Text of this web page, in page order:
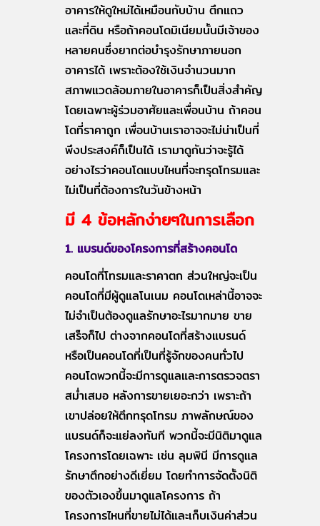
อาคารให้ดูใหม่ได้เหมือนกับบ้าน ตึกแถว
และที่ดิน หรือถ้าคอนโดมิเนียมนั้นมีเจ้าของ
หลายคนซึ่งยากต่อบำรุงรักษาภายนอก
อาคารได้ เพราะต้องใช้เงินจำนวนมาก
สภาพแวดล้อมภายในอาคารก็เป็นสิ่งสำคัญ
โดยเฉพาะผู้ร่วมอาศัยและเพื่อนบ้าน ถ้าคอน
โดที่ราคาถูก เพื่อนบ้านเราอาจจะไม่น่าเป็นที่
พึงประสงค์ก็เป็นได้ เรามาดูกันว่าจะรู้ได้
อย่างไรว่าคอนโดแบบไหนที่จะทรุดโทรมและ
ไม่เป็นที่ต้องการในวันข้างหน้า
มี 4 ข้อหลักง่ายๆในการเลือก
1. แบรนด์ของโครงการที่สร้างคอนโด
คอนโดที่โทรมและราคาตก ส่วนใหญ่จะเป็น
คอนโดที่มีผู้ดูแลโนเนม คอนโดเหล่านี้อาจจะ
ไม่จำเป็นต้องดูแลรักษาอะไรมากมาย ขาย
เสร็จก็ไป ต่างจากคอนโดที่สร้างแบรนด์
หรือเป็นคอนโดที่เป็นที่รู้จักของคนทั่วไป
คอนโดพวกนี้จะมีการดูแลและการตรวจตรา
สม่ำเสมอ หลังการขายเยอะกว่า เพราะถ้า
เขาปล่อยให้ตึกทรุดโทรม ภาพลักษณ์ของ
แบรนด์ก็จะแย่ลงทันที พวกนี้จะมีนิติมาดูแล
โครงการโดยเฉพาะ เช่น ลุมพินี มีการดูแล
รักษาตึกอย่างดีเยี่ยม โดยทำการจัดตั้งนิติ
ของตัวเองขึ้นมาดูแลโครงการ ถ้า
โครงการไหนที่ขายไม่ได้และเก็บเงินค่าส่วน